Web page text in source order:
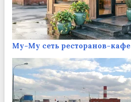
Му-Му сеть ресторанов-кафе